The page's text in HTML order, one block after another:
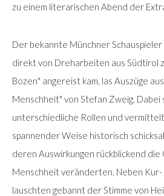
zu einem literarischen Abend der
Der bekannte Münchner
direkt von Dreharbeiten aus Südtirol
Bozen" angereist kam, las Auszüge
Menschheit" von Stefan Zweig. Dabei
unterschiedliche Rollen und
spannender Weise historisch
deren Auswirkungen rückblickend
Menschheit veränderten. Neben
lauschten gebannt der Stimme von